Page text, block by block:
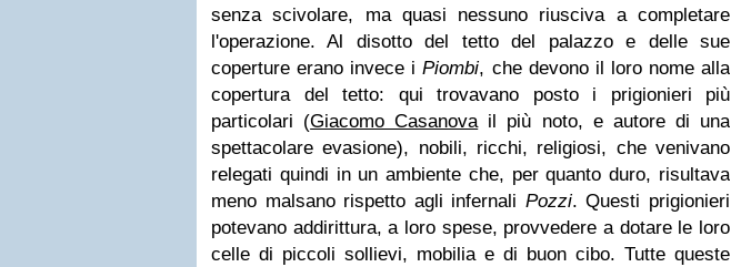
senza scivolare, ma quasi nessuno riusciva a completare
l'operazione. Al disotto del tetto del palazzo e delle sue
coperture erano invece iPiombi, che devono il loro nome alla
copertura del tetto: qui trovavano posto i prigionieri più
particolari (Giacomo Casanovail più noto, e autore di una
spettacolare evasione), nobili, ricchi, religiosi, che venivano
relegati quindi in un ambiente che, per quanto duro, risultava
meno malsano rispetto agli infernali Pozzi. Questi prigionieri
potevano addirittura, a loro spese, provvedere a dotare le loro
celle di piccoli sollievi, mobilia e di buon cibo. Tutte queste